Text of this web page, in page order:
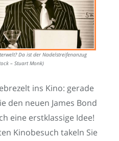
Da ist der Nadelstreifenanzug
– Stuart Monk)
ins Kino: gerade
den neuen James Bond
eine erstklassige Idee!
Kinobesuch takeln Sie